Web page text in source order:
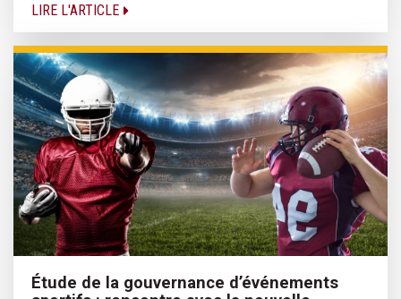
LIRE L'ARTICLE
Étude de la gouvernance d’événements